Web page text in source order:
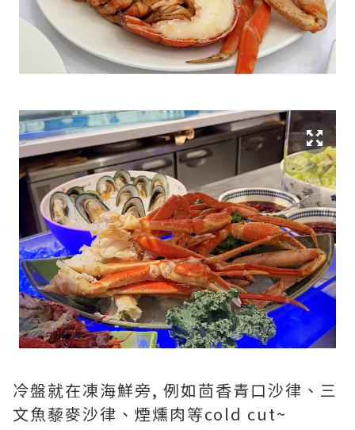
冷盤就在凍海鮮旁, 例如茴香青口沙律、三
文魚藜麥沙律、煙燻肉等cold cut~